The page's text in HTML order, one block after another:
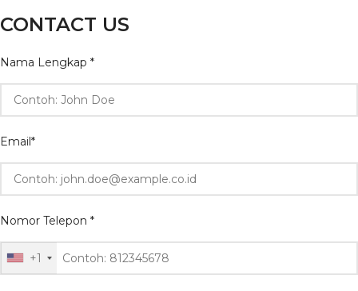
CONTACT US
Nama Lengkap *
Email*
Nomor Telepon *
+1